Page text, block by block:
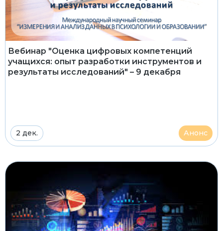
Вебинар "Оценка цифровых компетенций
учащихся: опыт разработки инструментов и
результаты исследований" – 9 декабря
2 дек. Анонс